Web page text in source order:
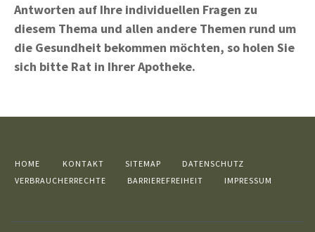
Antworten auf Ihre individuellen Fragen zu
diesem Thema und allen andere Themen rund um
die Gesundheit bekommen möchten, so holen Sie
sich bitte Rat in Ihrer Apotheke.
HOME KONTAKT SITEMAP
DATENSCHUTZ
VERBRAUCHERRECHTE
BARRIEREFREIHEIT IMPRESSUM